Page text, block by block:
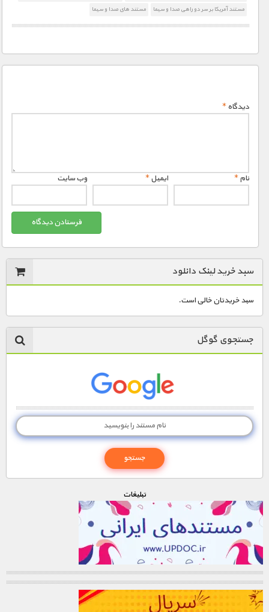
مستند آمریکا بر سر دو راهی صدا و سیما
مستند های صدا و سیما
دیدگاه*
نام* ایمیل* وب‌ سایت
سبد خرید لینک دانلود
سبد خریدتان خالی است.
جستجوی گوگل
تبليغات